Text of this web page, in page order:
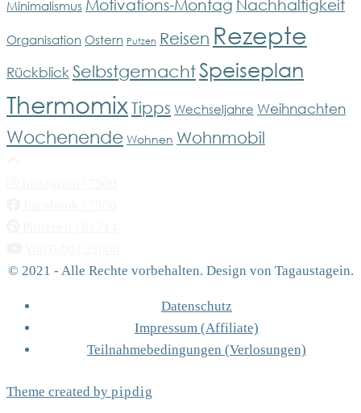
Minimalismus Motivations-Montag Nachhaltigkeit
Organisation Ostern Putzen Reisen Rezepte
Rückblick SelbstgemachtSpeiseplan
Thermomix Tipps Wechseljahre Weihnachten
Wochenende Wohnen Wohnmobil
© 2021 - Alle Rechte vorbehalten. Design von Tagaustagein.
Datenschutz
Impressum (Affiliate)
Teilnahmebedingungen (Verlosungen)
Theme created by pipdig